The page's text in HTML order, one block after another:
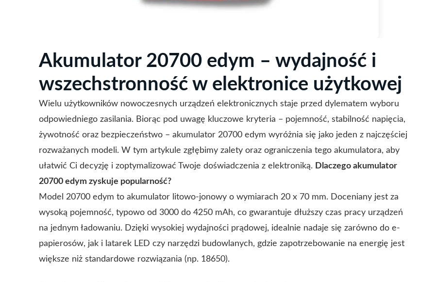
Akumulator 20700 edym – wydajność i
wszechstronność w elektronice użytkowej
Wielu użytkowników nowoczesnych urządzeń elektronicznych staje przed dylematem wyboru
odpowiedniego zasilania. Biorąc pod uwagę kluczowe kryteria – pojemność, stabilność napięcia,
żywotność oraz bezpieczeństwo – akumulator 20700 edym wyróżnia się jako jeden z najczęściej
rozważanych modeli. W tym artykule zgłębimy zalety oraz ograniczenia tego akumulatora, aby
ułatwić Ci decyzję i zoptymalizować Twoje doświadczenia z elektroniką. Dlaczego akumulator
20700 edym zyskuje popularność?
Model 20700 edym to akumulator litowo-jonowy o wymiarach 20 x 70 mm. Doceniany jest za
wysoką pojemność, typowo od 3000 do 4250 mAh, co gwarantuje dłuższy czas pracy urządzeń
na jednym ładowaniu. Dzięki wysokiej wydajności prądowej, idealnie nadaje się zarówno do e-
papierosów, jak i latarek LED czy narzędzi budowlanych, gdzie zapotrzebowanie na energię jest
większe niż standardowe rozwiązania (np. 18650).